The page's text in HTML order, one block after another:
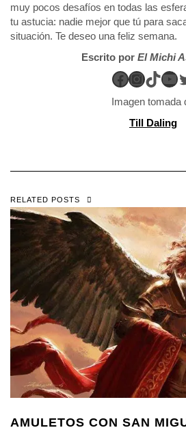
muy pocos desafíos en todas las
tu astucia: nadie mejor que tú para
situación. Te deseo una feliz semana.
Escrito por El Michi
Imagen tomada
Till Daling
RELATED POSTS
AMULETOS CON SAN